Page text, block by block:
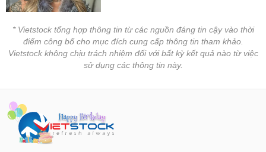
* Vietstock tổng hợp thông tin từ các nguồn đáng tin cậy vào thời
điểm công bố cho mục đích cung cấp thông tin tham khảo.
Vietstock không chịu trách nhiệm đối với bất kỳ kết quả nào từ việc
sử dụng các thông tin này.